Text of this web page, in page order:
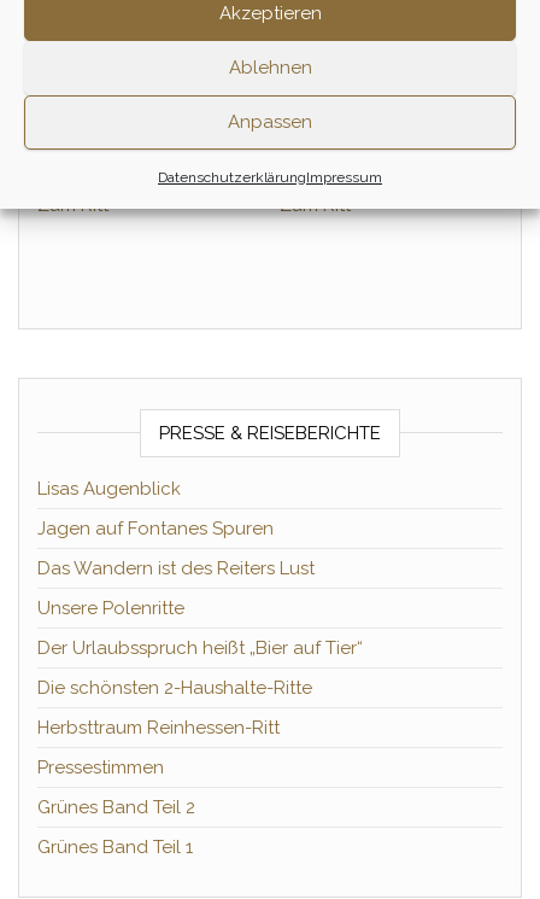
Akzeptieren
Ablehnen
Anpassen
DatenschutzerklärungImpressum
1 Tag
Zum Ritt
– Oktober
1 Tag
Zum Ritt
PRESSE & REISEBERICHTE
Lisas Augenblick
Jagen auf Fontanes Spuren
Das Wandern ist des Reiters Lust
Unsere Polenritte
Der Urlaubsspruch heißt „Bier auf Tier“
Die schönsten 2-Haushalte-Ritte
Herbsttraum Reinhessen-Ritt
Pressestimmen
Grünes Band Teil 2
Grünes Band Teil 1